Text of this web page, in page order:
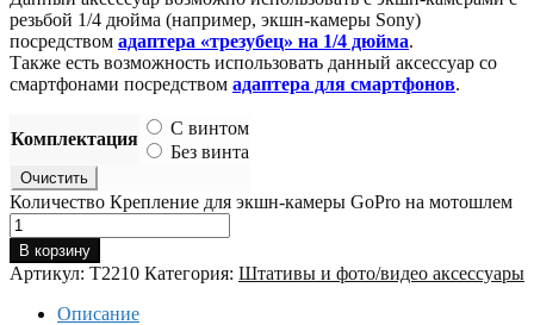
резьбой 1/4 дюйма (например, экшн-камеры Sony)
посредством адаптера «трезубец» на 1/4 дюйма.
Также есть возможность использовать данный аксессуар со
смартфонами посредством адаптера для смартфонов.
Комплектация
С винтом
Без винта
Очистить
Количество Крепление для экшн-камеры GoPro на мотошлем
В корзину
Артикул: T2210 Категория: Штативы и фото/видео аксессуары
Описание